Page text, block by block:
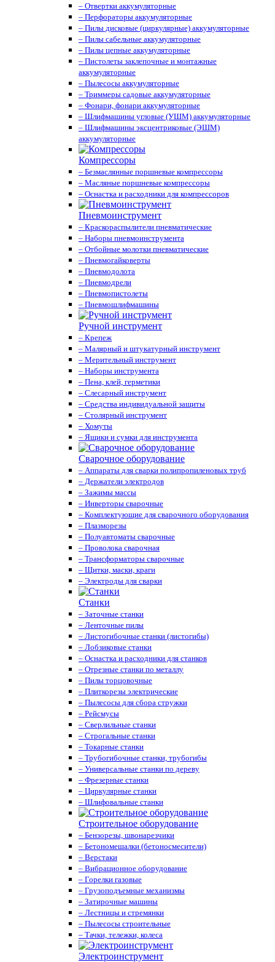
– Отвертки аккумуляторные
– Перфораторы аккумуляторные
– Пилы дисковые (циркулярные) аккумуляторные
– Пилы сабельные аккумуляторные
– Пилы цепные аккумуляторные
– Пистолеты заклепочные и монтажные
аккумуляторные
– Пылесосы аккумуляторные
– Триммеры садовые аккумуляторные
– Фонари, фонари аккумуляторные
– Шлифмашины угловые (УШМ) аккумуляторные
– Шлифмашины эксцентриковые (ЭШМ)
аккумуляторные
Компрессоры
– Безмаслянные поршневые компрессоры
– Масляные поршневые компрессоры
– Оснастка и расходники для компрессоров
Пневмоинструмент
– Краскораспылители пневматические
– Наборы пневмоинструмента
– Отбойные молотки пневматические
– Пневмогайковерты
– Пневмодолота
– Пневмодрели
– Пневмопистолеты
– Пневмошлифмашины
Ручной инструмент
– Крепеж
– Малярный и штукатурный инструмент
– Мерительный инструмент
– Наборы инструмента
– Пена, клей, герметики
– Слесарный инструмент
– Средства индивидуальной защиты
– Столярный инструмент
– Хомуты
– Ящики и сумки для инструмента
Сварочное оборудование
– Аппараты для сварки полипропиленовых труб
– Держатели электродов
– Зажимы массы
– Инверторы сварочные
– Комплектующие для сварочного оборудования
– Плазморезы
– Полуавтоматы сварочные
– Проволока сварочная
– Трансформаторы сварочные
– Щитки, маски, краги
– Электроды для сварки
Станки
– Заточные станки
– Ленточные пилы
– Листогибочные станки (листогибы)
– Лобзиковые станки
– Оснастка и расходники для станков
– Отрезные станки по металлу
– Пилы торцовочные
– Плиткорезы электрические
– Пылесосы для сбора стружки
– Рейсмусы
– Сверлильные станки
– Строгальные станки
– Токарные станки
– Трубогибочные станки, трубогибы
– Универсальные станки по дереву
– Фрезерные станки
– Циркулярные станки
– Шлифовальные станки
Строительное оборудование
– Бензорезы, швонарезчики
– Бетономешалки (бетоносмесители)
– Верстаки
– Вибрационное оборудование
– Горелки газовые
– Грузоподъемные механизмы
– Затирочные машины
– Лестницы и стремянки
– Пылесосы строительные
– Тачки, тележки, колеса
Электроинструмент